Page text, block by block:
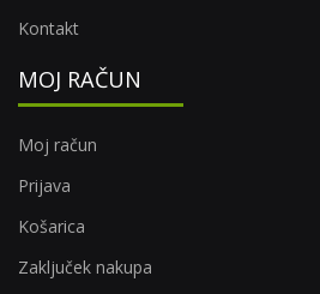
Kontakt
MOJ RAČUN
Moj račun
Prijava
Košarica
Zaključek nakupa